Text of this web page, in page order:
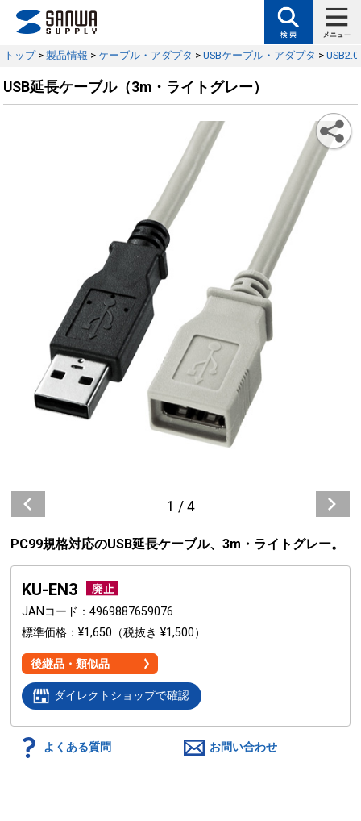
トップ> 製品情報 > ケーブル・アダプタ > USBケーブル・アダプタ >
USB延長ケーブル（3m・ライトグレー）
1 / 4
PC99規格対応のUSB延長ケーブル、3m・ライトグレー。
KU-EN3
JANコード
4969887659076
標準価格
¥1,650 （税抜き ¥1,500）
後継品・類似品
ダイレクトショップで確認
よくある質問 お問い合わせ